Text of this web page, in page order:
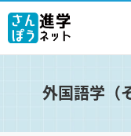
外国語学（